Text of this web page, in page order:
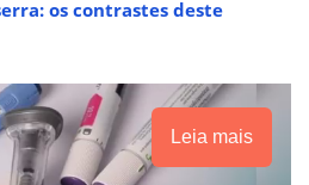
os contrastes deste
Leia mais